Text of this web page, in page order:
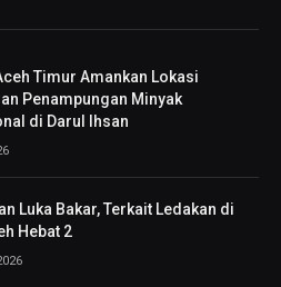
Timur Amankan Lokasi
Penampungan Minyak
di Darul Ihsan
Luka Bakar, Terkait Ledakan di
Hebat 2